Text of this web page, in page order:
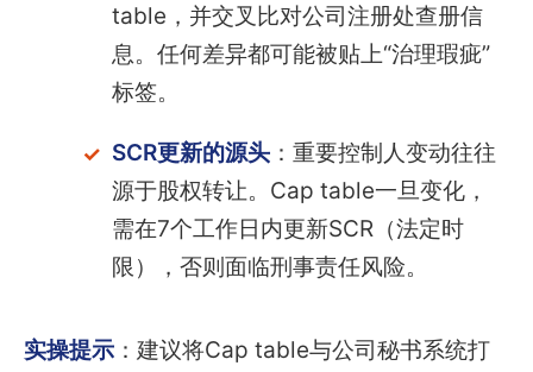
table，并交叉比对公司注册处查册信
息。任何差异都可能被贴上“治理瑕疵”
标签。
SCR更新的源头：重要控制人变动往往
源于股权转让。Cap table一旦变化，
需在7个工作日内更新SCR（法定时
限），否则面临刑事责任风险。
实操提示 ：建议将Cap table与公司秘书系统打